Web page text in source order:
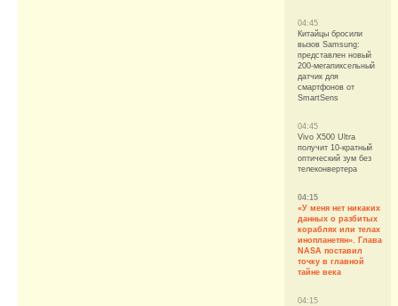
04:45
Китайцы бросили
вызов Samsung:
представлен новый
200-мегапиксельный
датчик для
смартфонов от
SmartSens
04:45
Vivo X500 Ultra
получит 10-кратный
оптический зум без
телеконвертера
04:15
«У меня нет никаких
данных о разбитых
кораблях или телах
инопланетян». Глава
NASA поставил
точку в главной
тайне века
04:15